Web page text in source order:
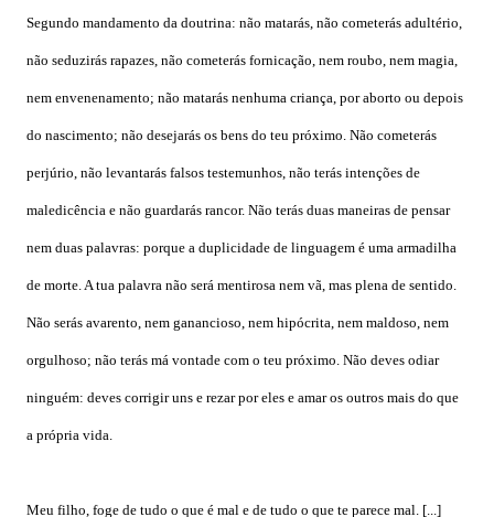
Segundo mandamento da doutrina: não matarás, não cometerás adultério,
não seduzirás rapazes, não cometerás fornicação, nem roubo, nem magia,
nem envenenamento; não matarás nenhuma criança, por aborto ou depois
do nascimento; não desejarás os bens do teu próximo. Não cometerás
perjúrio, não levantarás falsos testemunhos, não terás intenções de
maledicência e não guardarás rancor. Não terás duas maneiras de pensar
nem duas palavras: porque a duplicidade de linguagem é uma armadilha
de morte. A tua palavra não será mentirosa nem vã, mas plena de sentido.
Não serás avarento, nem ganancioso, nem hipócrita, nem maldoso, nem
orgulhoso; não terás má vontade com o teu próximo. Não deves odiar
ninguém: deves corrigir uns e rezar por eles e amar os outros mais do que
a própria vida.
Meu filho, foge de tudo o que é mal e de tudo o que te parece mal. [...]